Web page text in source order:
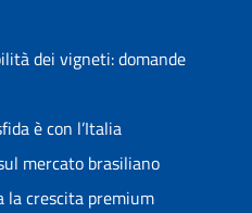
dei vigneti: domande
è con l’Italia
mercato brasiliano
la crescita premium